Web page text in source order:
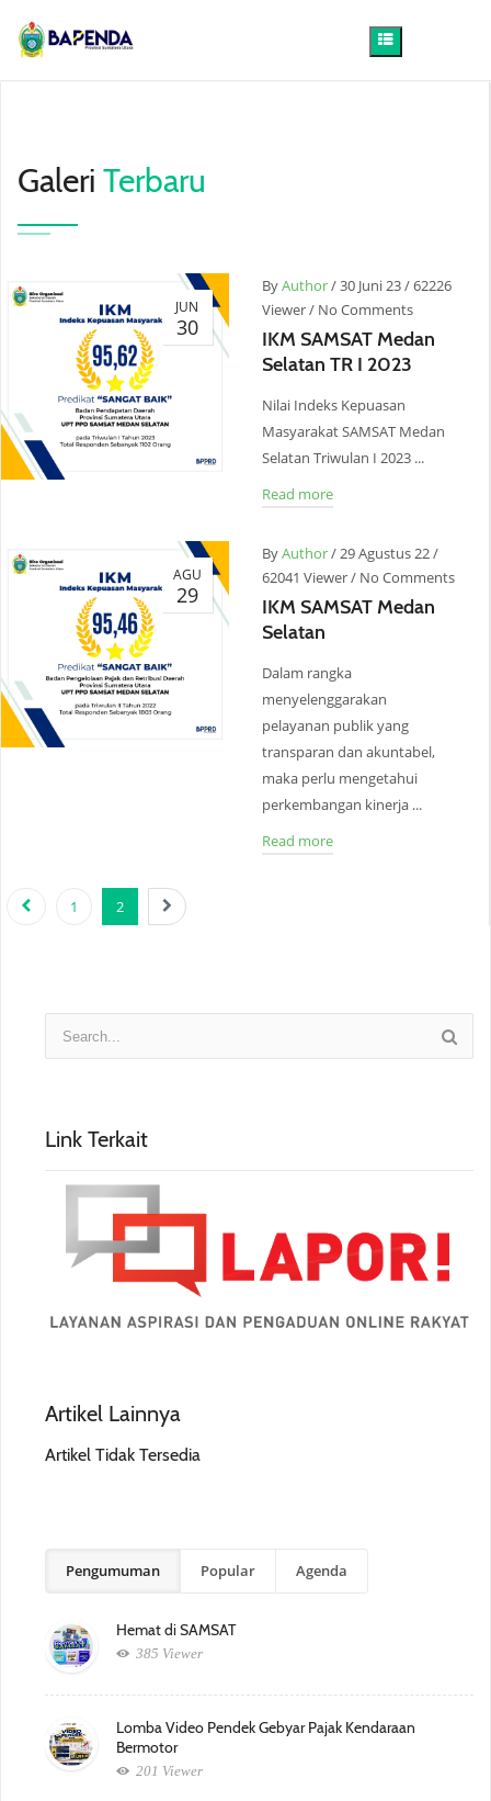
Galeri Terbaru
JUN
30
ByAuthor/30 Juni 23/62226
Viewer/ No Comments
IKM SAMSAT Medan
Selatan TR I 2023
Nilai Indeks Kepuasan
Masyarakat SAMSAT Medan
Selatan Triwulan I 2023 ...
Read more
AGU
29
ByAuthor/29 Agustus 22/
62041 Viewer/ No Comments
IKM SAMSAT Medan
Selatan
Dalam rangka
menyelenggarakan
pelayanan publik yang
transparan dan akuntabel,
maka perlu mengetahui
perkembangan kinerja ...
Read more
1 2
Link Terkait
Artikel Lainnya
Artikel Tidak Tersedia
Pengumuman Popular Agenda
Hemat di SAMSAT
385 Viewer
Lomba Video Pendek Gebyar Pajak Kendaraan
Bermotor
201 Viewer